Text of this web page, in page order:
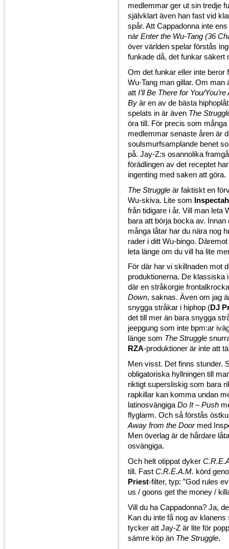
medlemmar ger ut sin tredje
självklart även han fast vid
spår. Att Cappadonna inte
när Enter the Wu-Tang (36
över världen spelar förstås
funkade då, det funkar säkert
Om det funkar eller inte beror
Wu-Tang man gillar. Om man
att I’ll Be There for You/
By är en av de bästa
spelats in är även The
öra till. För precis som många
medlemmar senaste åren är
soulsmurfsamplande benet
på. Jay-Z:s osannolika
förädlingen av det receptet
ingenting med saken att göra.
The Struggle är faktiskt en
Wu-skiva. Lite som
från tidigare i år. Vill man leta
bara att börja bocka av.
många låtar har du nära nog
rader i ditt Wu-bingo.
leta länge om du vill ha lite
För där har vi skillnaden mot
produktionerna. De klassiska
där en stråkorgie
Down, saknas. Även om jag
snygga stråkar i hiphop (DJ
det till mer än bara snygga
jeepgung som inte bpm:ar
länge som The Struggle
RZA-produktioner är inte att
Men visst. Det finns stunder.
obligatoriska hyllningen till
riktigt supersliskig som bara
rapkillar kan komma undan
latinosvängigaDo It – Push
flyglarm. Och så förstås
Away from the Doormed
Men överlag är de hårdare
osvängiga.
Och helt otippat dyker
till. Fast C.R.E.A.M. körd
Priest-filter, typ: ”God rules
us / goons get the money /
Vill du ha Cappadonna? Ja,
Kan du inte få nog av
tycker att Jay-Z är lite för
sämre köp än The Struggle.